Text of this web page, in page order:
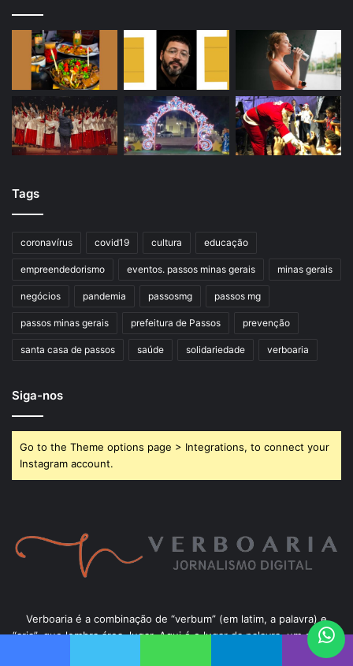
Tags
coronavírus covid19 cultura educação
empreendedorismo eventos. passos minas gerais minas gerais
negócios pandemia passosmg passos mg
passos minas gerais prefeitura de Passos prevenção
santa casa de passos saúde solidariedade verboaria
Siga-nos
Go to the Theme options page > Integrations, to connect your
Instagram account.
Verboaria é a combinação de “verbum” (em latim, a palavra) e
“aria”, que lembra área, lugar. Aqui é o lugar da palavra, um espaço
onde conteúdos jornalísticos e corporativos são produzidos de